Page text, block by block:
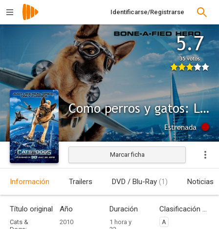
Identificarse/Registrarse
5.7
35 votos
Como perros y gatos: La revancha de Kitty Galore
Estrenada
Marcar ficha
Información Trailers DVD / Blu-Ray (1) Noticias
Título original
Cats &
Año
2010
Duración
1 hora y
Clasificación por edades
A